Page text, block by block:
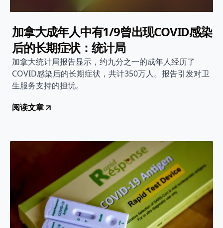
加拿大成年人中有1/9曾出现COVID感染
后的长期症状：统计局
加拿大统计局报告显示，约九分之一的成年人经历了
COVID感染后的长期症状，共计350万人。报告引发对卫
生服务支持的担忧。
阅读文章